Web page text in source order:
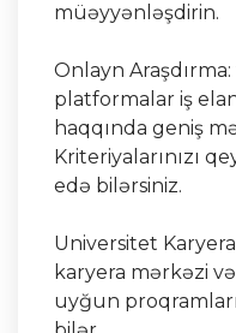
müəyyənləşdirin.
Onlayn
platformalar iş
haqqında geniş
Kriteriyalarınızı
edə bilərsiniz.
Universitet
karyera mərkəzi
uyğun